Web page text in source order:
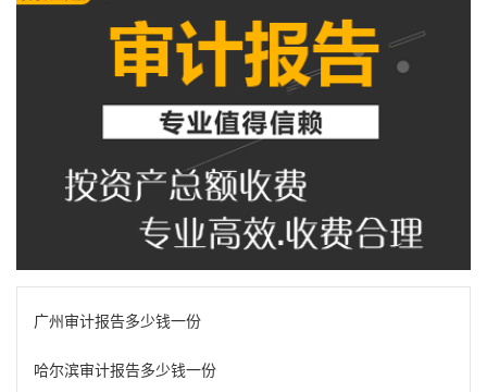
广州审计报告多少钱一份
哈尔滨审计报告多少钱一份